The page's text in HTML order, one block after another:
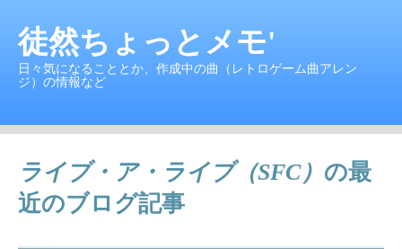
徒然ちょっとメモ'
日々気になることとか、作成中の曲（レトロゲーム曲アレン
ジ）の情報など
ライブ・ア・ライブ（SFC） の最
近のブログ記事